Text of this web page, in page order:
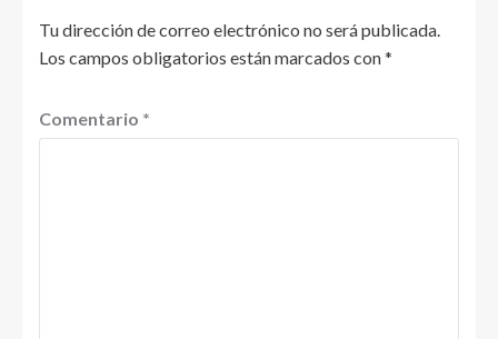
Tu dirección de correo electrónico no será publicada.
Los campos obligatorios están marcados con*
Comentario *